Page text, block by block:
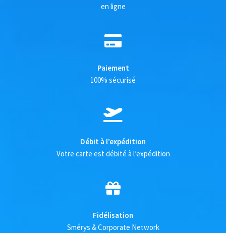
en ligne
Paiement
100% sécurisé
Débit à l’expédition
Votre carte est débité à l’expédition
Fidélisation
Smérys & Corporate Network